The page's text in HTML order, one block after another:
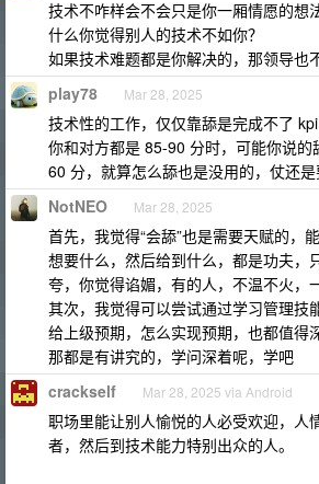
技术不咋样会不会只是你一厢情愿的想
什么你觉得别人的技术不如你？
如果技术难题都是你解决的，那领导也
play78 Mar 28, 2025
技术性的工作，仅仅靠舔是完成不了
你和对方都是 85-90 分时，可能你说的
60 分，就算怎么舔也是没用的，仗还是
NotNEO Mar 28, 2025
首先，我觉得“会舔”也是需要天赋的，
想要什么，然后给到什么，都是功夫，
夸，你觉得谄媚，有的人，不温不火，
其次，我觉得可以尝试通过学习管理技
给上级预期，怎么实现预期，也都值得
那都是有讲究的，学问深着呢，学吧
crackself Mar 28, 2025 via Android
职场里能让别人愉悦的人必受欢迎，人
者，然后到技术能力特别出众的人。